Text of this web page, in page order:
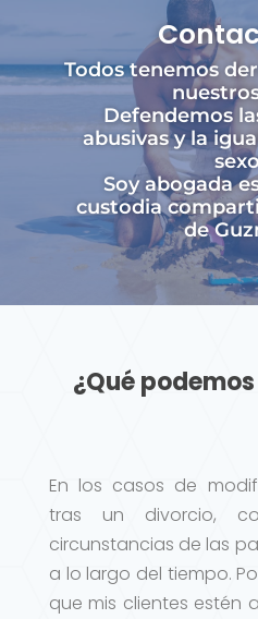
Todos tenemos
Defendemos
abusivas y la
Soy abogada
custodia
de
¿Qué
En los casos de
tras un divorcio,
circunstancias de las
a lo largo del tiempo.
que mis clientes estén